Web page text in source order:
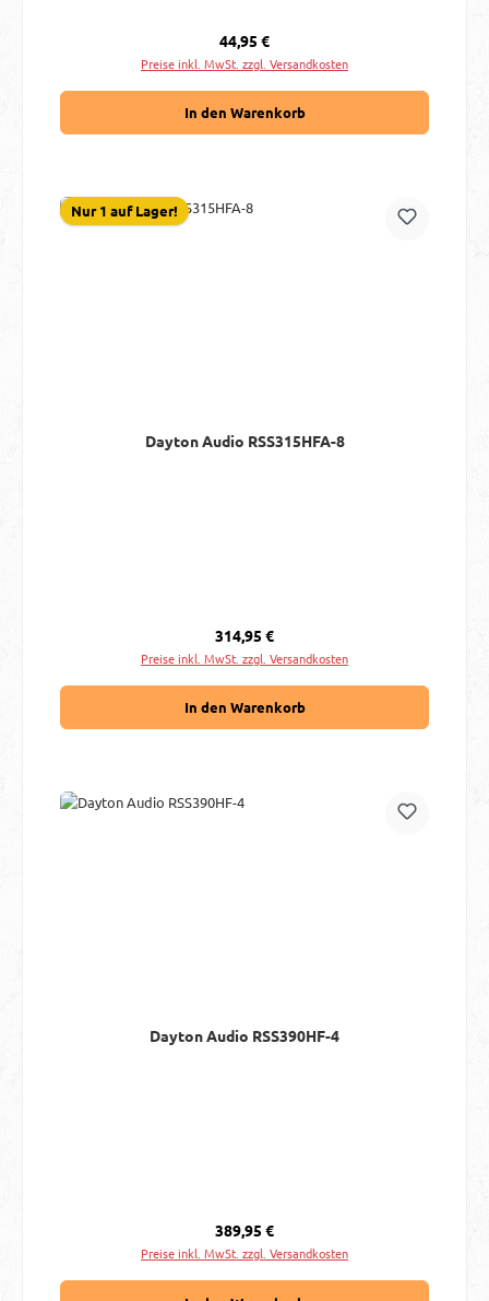
Regulärer Preis:
44,95 €
Preise inkl. MwSt. zzgl. Versandkosten
In den Warenkorb
Nur 1 auf Lager!
Dayton Audio RSS315HFA-8
Regulärer Preis:
314,95 €
Preise inkl. MwSt. zzgl. Versandkosten
In den Warenkorb
Dayton Audio RSS390HF-4
Regulärer Preis:
389,95 €
Preise inkl. MwSt. zzgl. Versandkosten